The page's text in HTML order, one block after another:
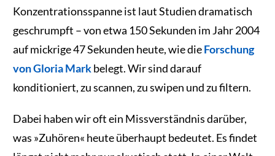
Konzentrationsspanne ist laut Studien dramatisch
geschrumpft – von etwa 150 Sekunden im Jahr 2004
auf mickrige 47 Sekunden heute, wie dieForschung
von Gloria Markbelegt. Wir sind darauf
konditioniert, zu scannen, zu swipen und zu filtern.
Dabei haben wir oft ein Missverständnis darüber,
was »Zuhören« heute überhaupt bedeutet. Es findet